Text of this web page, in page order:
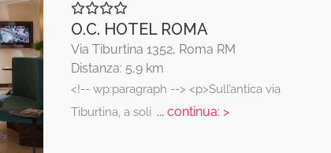
O.C. HOTEL ROMA
Via Tiburtina 1352, Roma RM
Distanza: 5,9 km
<!-- wp:paragraph --> <p>Sull’antica via
Tiburtina, a soli... continua: >